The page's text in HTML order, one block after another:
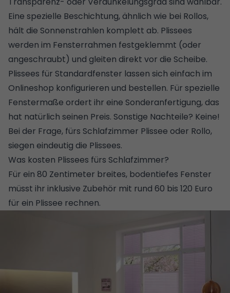
Eine spezielle Beschichtung, ähnlich wie bei Rollos,
hält die Sonnenstrahlen komplett ab. Plissees
werden im Fensterrahmen festgeklemmt (oder
angeschraubt) und gleiten direkt vor die Scheibe.
Plissees für Standardfenster lassen sich einfach im
Onlineshop konfigurieren und bestellen. Für spezielle
Fenstermaße ordert ihr eine Sonderanfertigung, das
hat natürlich seinen Preis. Sonstige Nachteile? Keine!
Bei der Frage, fürs Schlafzimmer Plissee oder Rollo,
siegen eindeutig die Plissees.
Was kosten Plissees fürs Schlafzimmer?
Für ein 80 Zentimeter breites, bodentiefes Fenster
müsst ihr inklusive Zubehör mit rund 60 bis 120 Euro
für ein Plissee rechnen.